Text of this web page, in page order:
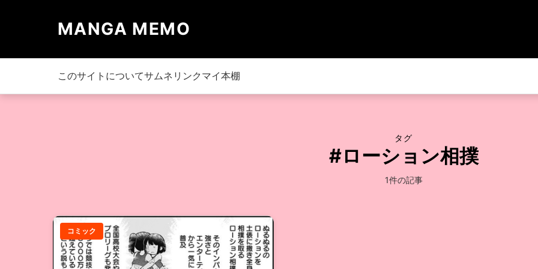
MANGA MEMO
このサイトについてサムネリンク マイ本棚
タグ
#ローション相撲
1件の記事
コミック